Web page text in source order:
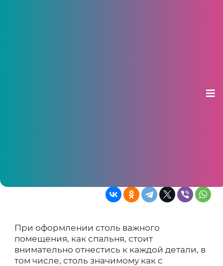
При оформлении столь важного
помещения, как спальня, стоит
внимательно отнестись к каждой детали, в
том числе, столь значимому как с